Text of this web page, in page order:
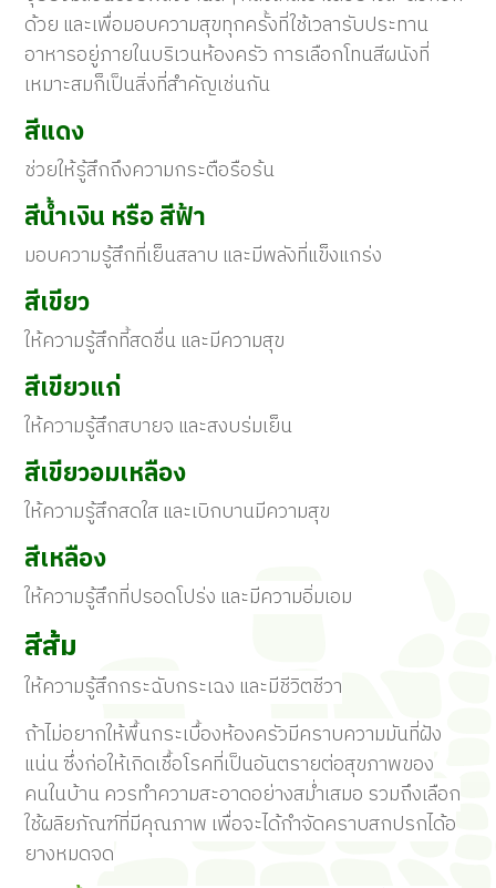
ด้วย และเพื่อมอบความสุขทุกครั้งที่ใช้เวลารับประทาน
อาหารอยู่ภายในบริเวนห้องครัว การเลือกโทนสีผนังที่
เหมาะสมก็เป็นสิ่งที่สำคัญเช่นกัน
สีแดง
ช่วยให้รู้สึกถึงความกระตือรือร้น
สีน้ำเงิน หรือ สีฟ้า
มอบความรู้สึกที่เย็นสลาบ และมีพลังที่แข็งแกร่ง
สีเขียว
ให้ความรู้สึกที้สดชื่น และมีความสุข
สีเขียวแก่
ให้ความรู้สึกสบายจ และสงบร่มเย็น
สีเขียวอมเหลือง
ให้ความรู้สึกสดใส และเบิกบานมีความสุข
สีเหลือง
ให้ความรู้สึกที่ปรอดโปร่ง และมีความอิ่มเอม
สีส้ม
ให้ความรู้สึกกระฉับกระเฉง และมีชีวิตชีวา
ถ้าไม่อยากให้พื้นกระเบื้องห้องครัวมีคราบความมันที่ฝัง
แน่น ซึ่งก่อให้เกิดเชื้อโรคที่เป็นอันตรายต่อสุขภาพของ
คนในบ้าน ควรทำความสะอาดอย่างสม่ำเสมอ รวมถึงเลือก
ใช้ผลิยภัณฑ์ที่มีคุณภาพ เพื่อจะได้กำจัดคราบสกปรกได้อ
ยางหมดจด